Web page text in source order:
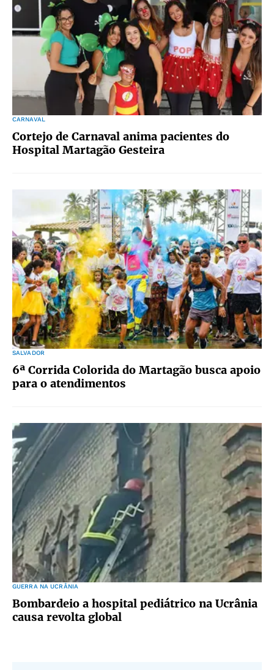
CARNAVAL
Cortejo de Carnaval anima pacientes do
Hospital Martagão Gesteira
SALVADOR
6ª Corrida Colorida do Martagão busca apoio
para o atendimentos
GUERRA NA UCRÂNIA
Bombardeio a hospital pediátrico na Ucrânia
causa revolta global